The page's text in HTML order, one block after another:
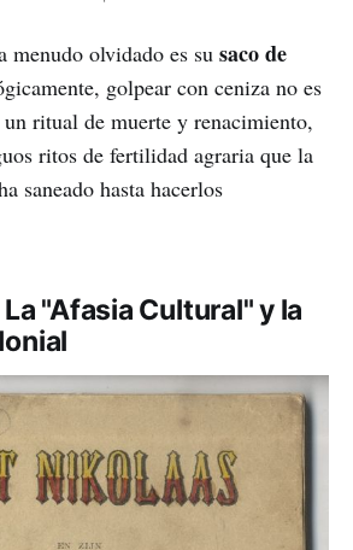
menudo olvidado es su saco de
golpear con ceniza no es
ritual de muerte y renacimiento,
ritos de fertilidad agraria que la
saneado hasta hacerlos
"Afasia Cultural" y la